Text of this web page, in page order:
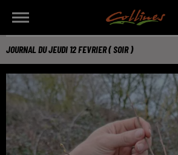
JOURNAL DU JEUDI 12 FEVRIER ( SOIR )